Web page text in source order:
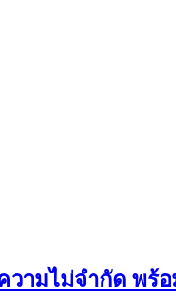
ามไม่จำกัด พร้